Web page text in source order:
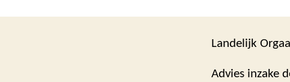
Landelijk
Advies inzake